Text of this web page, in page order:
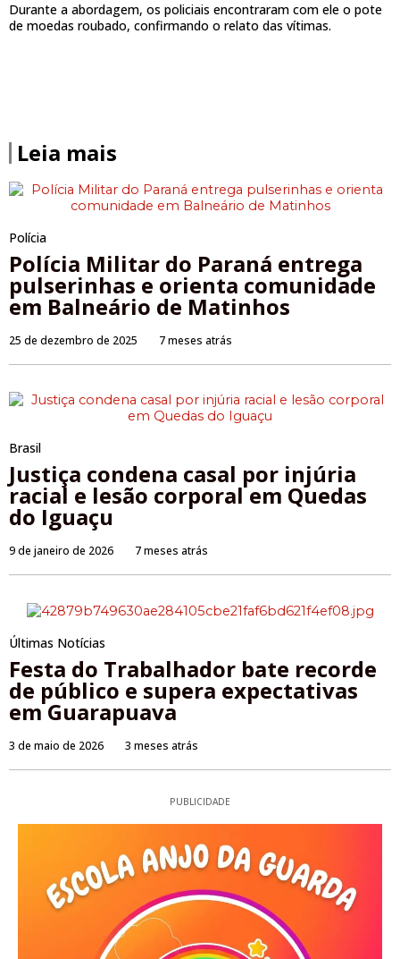
Durante a abordagem, os policiais encontraram com ele o pote
de moedas roubado, confirmando o relato das vítimas.
Leia mais
Polícia
Polícia Militar do Paraná entrega
pulserinhas e orienta comunidade
em Balneário de Matinhos
25 de dezembro de 2025 7 meses atrás
Brasil
Justiça condena casal por injúria
racial e lesão corporal em Quedas
do Iguaçu
9 de janeiro de 2026 7 meses atrás
Últimas Notícias
Festa do Trabalhador bate recorde
de público e supera expectativas
em Guarapuava
3 de maio de 2026 3 meses atrás
PUBLICIDADE